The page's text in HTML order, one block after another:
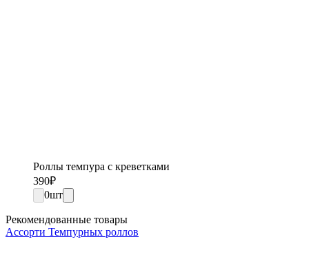
Роллы темпура с креветками
390₽
0шт
Рекомендованные товары
Ассорти Темпурных роллов